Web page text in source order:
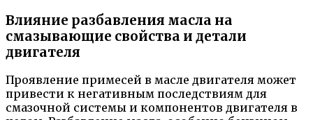
Влияние разбавления масла на
смазывающие свойства и детали
двигателя
Проявление примесей в масле двигателя может
привести к негативным последствиям для
смазочной системы и компонентов двигателя в